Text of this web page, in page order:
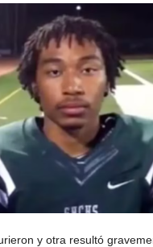
y otra resultó